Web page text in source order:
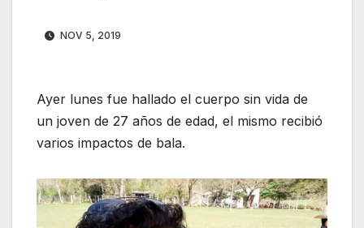
NOV 5, 2019
Ayer lunes fue hallado el cuerpo sin vida de
un joven de 27 años de edad, el mismo recibió
varios impactos de bala.